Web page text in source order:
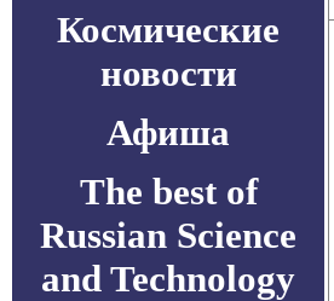
Космические
новости
Афиша
The best of
Russian Science
and Technology